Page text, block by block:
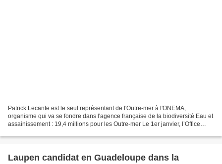
Patrick Lecante est le seul représentant de l'Outre-mer à l'ONEMA,
organisme qui va se fondre dans l'agence française de la biodiversité Eau et
assainissement : 19,4 millions pour les Outre-mer Le 1er janvier, l’Office
Laupen candidat en Guadeloupe dans la